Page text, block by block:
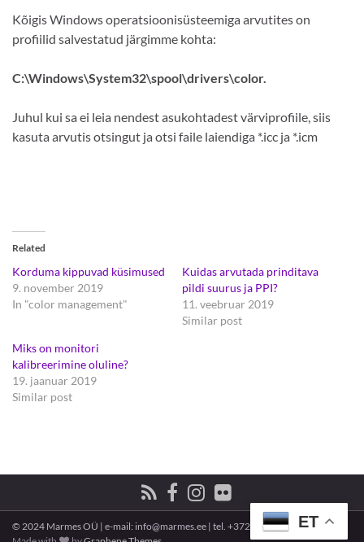
Kõigis Windows operatsioonisüsteemiga arvutites on
profiilid salvestatud järgimme kohta:
C:\Windows\System32\spool\drivers\color.
Juhul kui sa ei leia nendest asukohtadest värviprofiile, siis
kasuta arvutis otsingut ja otsi faile laiendiga *.icc ja *.icm
Related
Korduma kippuvad küsimused
9. november 2019
In "color management"
Kuidas arvutada prinditava
pildi suurus ja PPI?
11. veebruar 2019
Similar post
Miks on monitori
kalibreerimine oluline?
19. jaanuar 2019
Similar post
© 2024 Marmes OÜ | e-mail: info@marmes.ee | tel. +372 58 558 559ET